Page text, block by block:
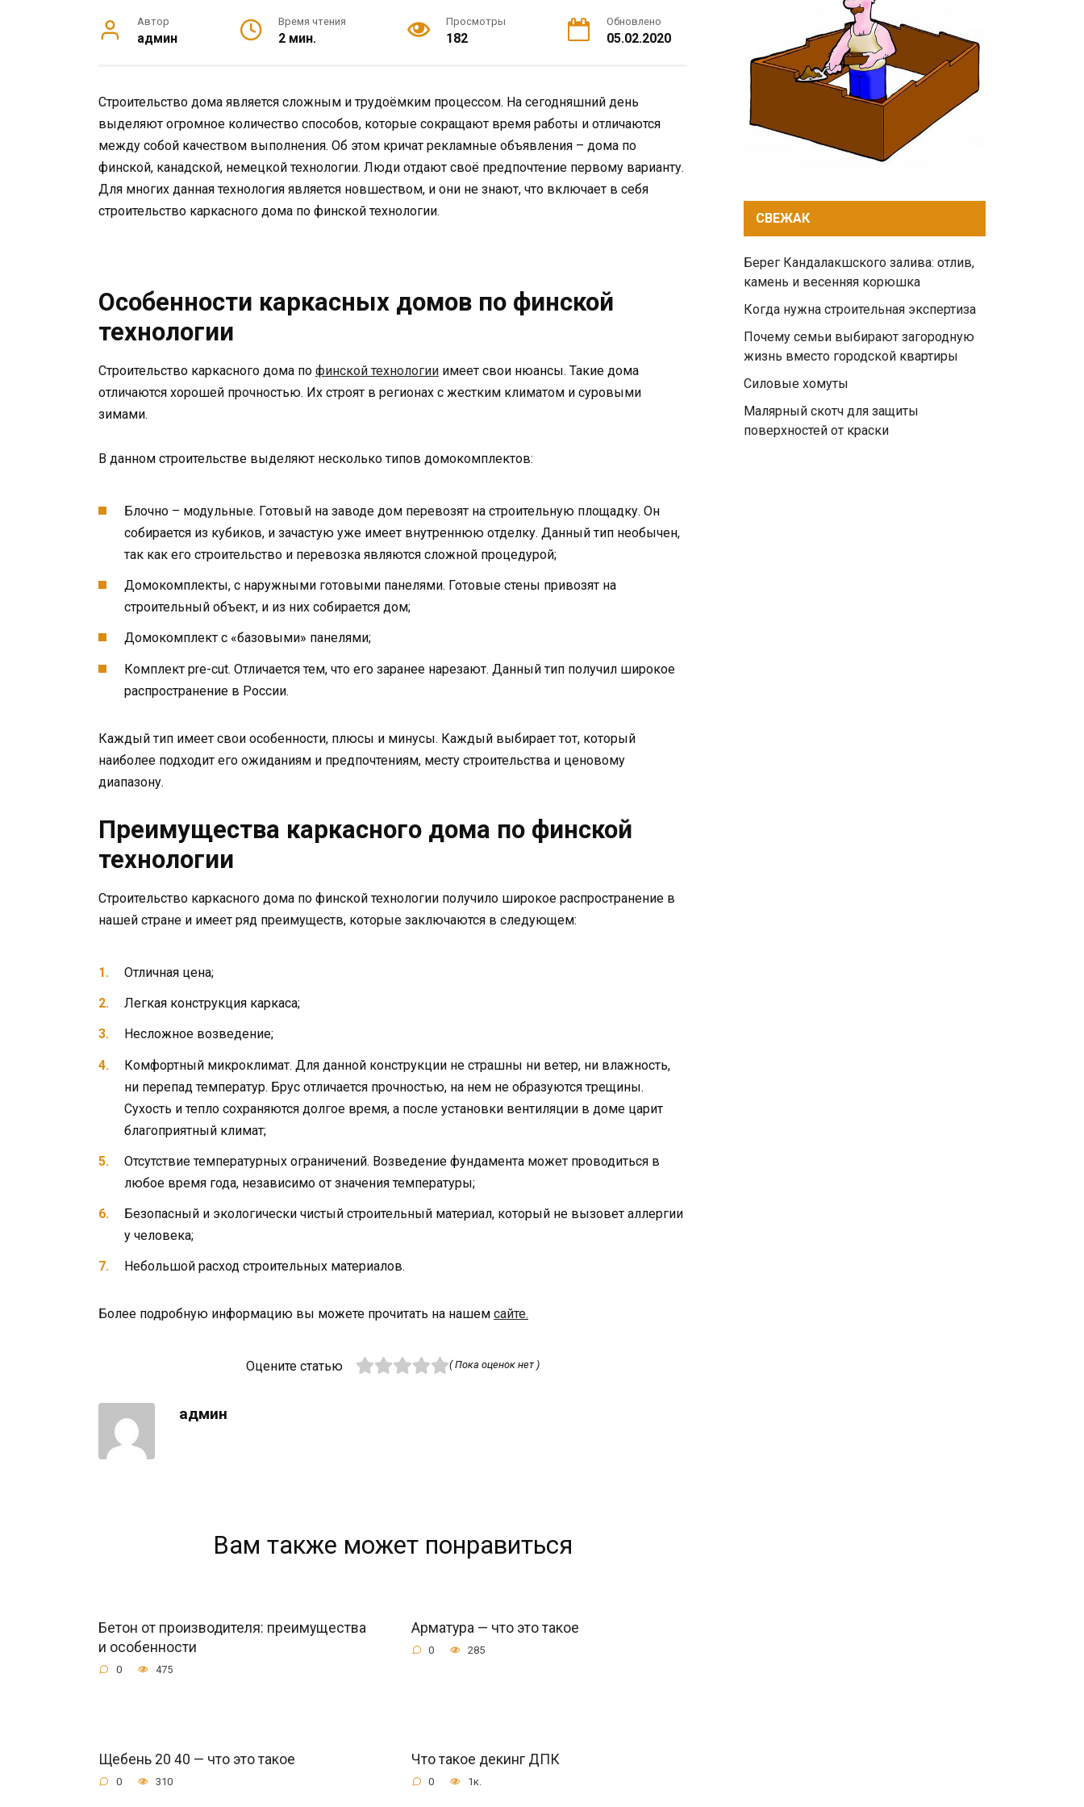
Автор
админ
Время чтения
2 мин.
Просмотры
182
Обновлено
05.02.2020
Строительство дома является сложным и трудоёмким процессом. На сегодняшний день
выделяют огромное количество способов, которые сокращают время работы и отличаются
между собой качеством выполнения. Об этом кричат рекламные объявления – дома по
финской, канадской, немецкой технологии. Люди отдают своё предпочтение первому варианту.
Для многих данная технология является новшеством, и они не знают, что включает в себя
строительство каркасного дома по финской технологии.
Особенности каркасных домов по финской
технологии
Строительство каркасного дома по финской технологии имеет свои нюансы. Такие дома
отличаются хорошей прочностью. Их строят в регионах с жестким климатом и суровыми
зимами.
В данном строительстве выделяют несколько типов домокомплектов:
Блочно – модульные. Готовый на заводе дом перевозят на строительную площадку. Он
собирается из кубиков, и зачастую уже имеет внутреннюю отделку. Данный тип необычен,
так как его строительство и перевозка являются сложной процедурой;
Домокомплекты, с наружными готовыми панелями. Готовые стены привозят на
строительный объект, и из них собирается дом;
Домокомплект с «базовыми» панелями;
Комплект pre-cut. Отличается тем, что его заранее нарезают. Данный тип получил широкое
распространение в России.
Каждый тип имеет свои особенности, плюсы и минусы. Каждый выбирает тот, который
наиболее подходит его ожиданиям и предпочтениям, месту строительства и ценовому
диапазону.
Преимущества каркасного дома по финской
технологии
Строительство каркасного дома по финской технологии получило широкое распространение в
нашей стране и имеет ряд преимуществ, которые заключаются в следующем:
Отличная цена;
Легкая конструкция каркаса;
Несложное возведение;
Комфортный микроклимат. Для данной конструкции не страшны ни ветер, ни влажность,
ни перепад температур. Брус отличается прочностью, на нем не образуются трещины.
Сухость и тепло сохраняются долгое время, а после установки вентиляции в доме царит
благоприятный климат;
Отсутствие температурных ограничений. Возведение фундамента может проводиться в
любое время года, независимо от значения температуры;
Безопасный и экологически чистый строительный материал, который не вызовет аллергии
у человека;
Небольшой расход строительных материалов.
Более подробную информацию вы можете прочитать на нашем сайте.
Оцените статью ( Пока оценок нет )
админ
Вам также может понравиться
Бетон от производителя: преимущества
и особенности
0 475
Арматура — что это такое
0 285
Щебень 20 40 — что это такое
0 310
Что такое декинг ДПК
0 1к.
СВЕЖАК
Берег Кандалакшского залива: отлив,
камень и весенняя корюшка
Когда нужна строительная экспертиза
Почему семьи выбирают загородную
жизнь вместо городской квартиры
Силовые хомуты
Малярный скотч для защиты
поверхностей от краски